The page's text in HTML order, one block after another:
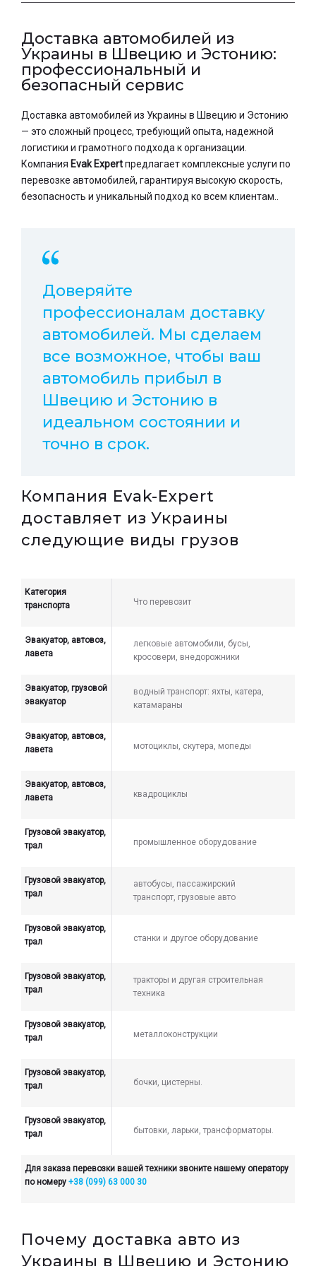
Доставка автомобилей из
Украины в Швецию и Эстонию:
профессиональный и
безопасный сервис
Доставка автомобилей из Украины в Швецию и Эстонию
— это сложный процесс, требующий опыта, надежной
логистики и грамотного подхода к организации.
Компания Evak Expertпредлагает комплексные услуги по
перевозке автомобилей, гарантируя высокую скорость,
безопасность и уникальный подход ко всем клиентам..
Доверяйте
профессионалам доставку
автомобилей. Мы сделаем
все возможное, чтобы ваш
автомобиль прибыл в
Швецию и Эстонию в
идеальном состоянии и
точно в срок.
Компания Evak-Expert
доставляет из Украины
следующие виды грузов
Категория
транспорта
Что перевозит
Эвакуатор, автовоз,
лавета
легковые автомобили, бусы,
кросовери, внедорожники
Эвакуатор, грузовой
эвакуатор
водный транспорт: яхты, катера,
катамараны
Эвакуатор, автовоз,
лавета
мотоциклы, скутера, мопеды
Эвакуатор, автовоз,
лавета
квадроциклы
Грузовой эвакуатор,
трал
промышленное оборудование
Грузовой эвакуатор,
трал
автобусы, пассажирский
транспорт, грузовые авто
Грузовой эвакуатор,
трал
станки и другое оборудование
Грузовой эвакуатор,
трал
тракторы и другая строительная
техника
Грузовой эвакуатор,
трал
металлоконструкции
Грузовой эвакуатор,
трал
бочки, цистерны.
Грузовой эвакуатор,
трал
бытовки, ларьки, трансформаторы.
Для заказа перевозки вашей техники звоните нашему оператору
по номеру +38 (099) 63 000 30
Почему доставка авто из
Украины в Швецию и Эстонию